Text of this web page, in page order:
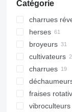
Catégorie
charrues
herses
herses à
herses
herses à
herses à
broyeurs
broyeurs
cultivateurs
charrues
fraises
vibroculteurs